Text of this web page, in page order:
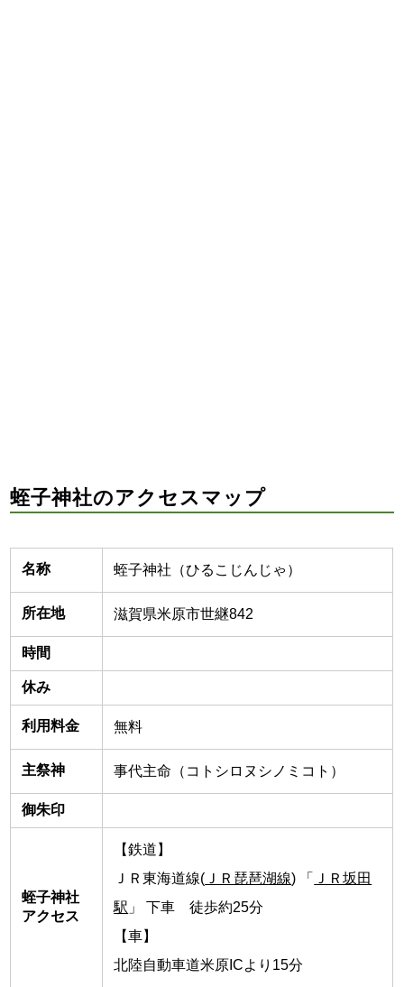
蛭子神社のアクセスマップ
名称 蛭子神社（ひるこじんじゃ）
所在地 滋賀県米原市世継842
時間
休み
利用料金 無料
主祭神 事代主命（コトシロヌシノミコト）
御朱印
蛭子神社
アクセス
【鉄道】
ＪＲ東海道線( ＪＲ琵琶湖線) 「
ＪＲ坂田
駅 」 下車 徒歩約25分
【車】
北陸自動車道米原ICより15分